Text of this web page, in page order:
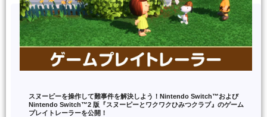
スヌーピーを操作して難事件を解決しよう！Nintendo Switch™および
Nintendo Switch™2 版『スヌーピーとワクワクひみつクラブ』のゲーム
プレイトレーラーを公開！